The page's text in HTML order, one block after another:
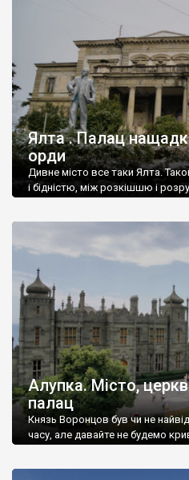
Ялта . Палац
орди
Дивне місто все таки Ялта.
і бідністю, між розкішшю і
Алупка. Місто,
палац
Князь Воронцов був чи не
часу, але давайте не будемо